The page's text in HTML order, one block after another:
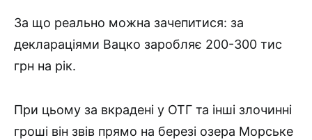
За що реально можна зачепитися: за
деклараціями Вацко заробляє 200-300 тис
грн на рік.
При цьому за вкрадені у ОТГ та інші злочинні
гроші він звів прямо на березі озера Морське